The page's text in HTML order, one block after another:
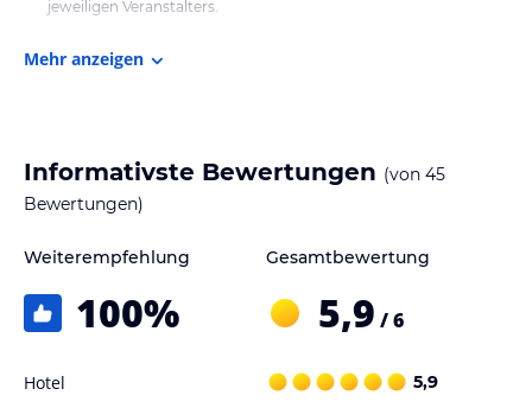
jeweiligen Veranstalters.
Mehr anzeigen
Informativste Bewertungen (von 45
Bewertungen)
Weiterempfehlung
100%
Gesamtbewertung
5,9 / 6
Hotel 5,9